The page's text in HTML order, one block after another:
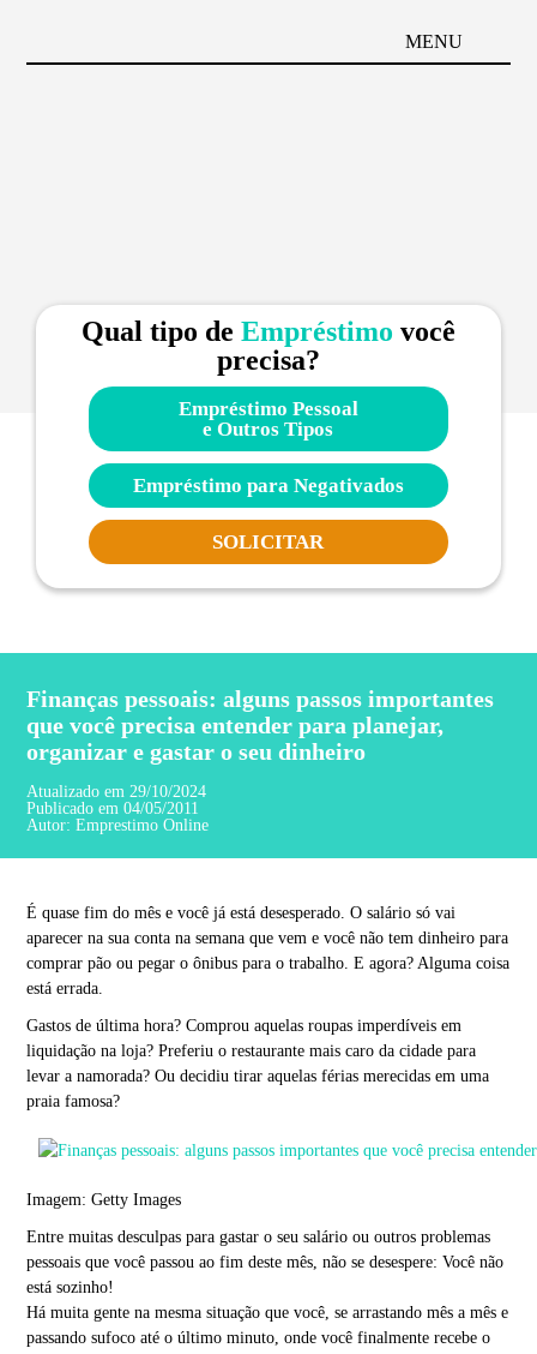
MENU
Qual tipo de Empréstimo você
precisa?
Empréstimo Pessoal
e Outros Tipos
Empréstimo para Negativados
SOLICITAR
Finanças pessoais: alguns passos importantes
que você precisa entender para planejar,
organizar e gastar o seu dinheiro
Atualizado em 29/10/2024
Publicado em 04/05/2011
Autor:Emprestimo Online
É quase fim do mês e você já está desesperado. O salário só vai
aparecer na sua conta na semana que vem e você não tem dinheiro para
comprar pão ou pegar o ônibus para o trabalho. E agora? Alguma coisa
está errada.
Gastos de última hora? Comprou aquelas roupas imperdíveis em
liquidação na loja? Preferiu o restaurante mais caro da cidade para
levar a namorada? Ou decidiu tirar aquelas férias merecidas em uma
praia famosa?
Imagem: Getty Images
Entre muitas desculpas para gastar o seu salário ou outros problemas
pessoais que você passou ao fim deste mês, não se desespere: Você não
está sozinho!
Há muita gente na mesma situação que você, se arrastando mês a mês e
passando sufoco até o último minuto, onde você finalmente recebe o